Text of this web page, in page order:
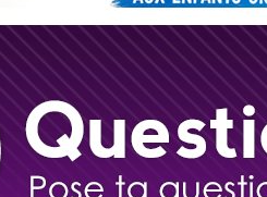
Odaya vient de donner son
3 personnes viennent
2 personnes viennent de
13 personnes viennent de
30 personnes
Il reste 49 places pour